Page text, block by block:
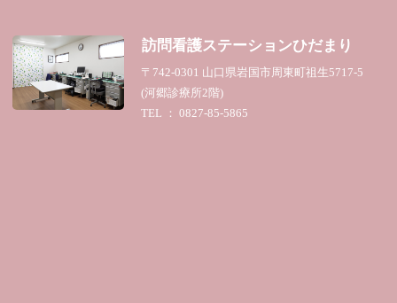
訪問看護ステーションひだまり
〒742-0301 山口県岩国市周東町祖生5717-5
(河郷診療所2階)
TEL ： 0827-85-5865